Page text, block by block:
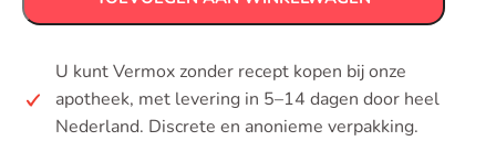
U kunt Vermox zonder recept kopen bij onze
apotheek, met levering in 5–14 dagen door heel
Nederland. Discrete en anonieme verpakking.